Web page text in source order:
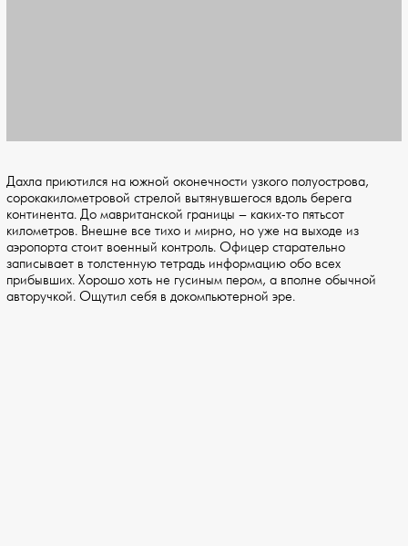
Дахла приютился на южной оконечности узкого полуострова,
сорокакилометровой стрелой вытянувшегося вдоль берега
континента. До мавританской границы – каких-то пятьсот
километров. Внешне все тихо и мирно, но уже на выходе из
аэропорта стоит военный контроль. Офицер старательно
записывает в толстенную тетрадь информацию обо всех
прибывших. Хорошо хоть не гусиным пером, а вполне обычной
авторучкой. Ощутил себя в докомпьютерной эре.